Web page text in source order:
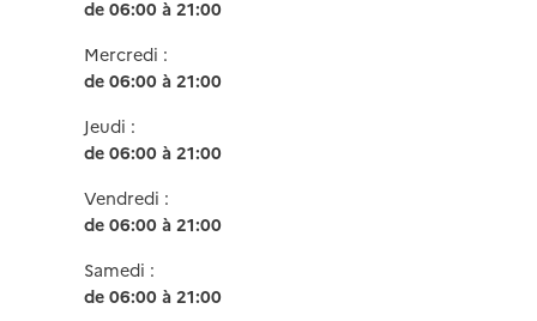
de 06:00 à 21:00
Mercredi :
de 06:00 à 21:00
Jeudi :
de 06:00 à 21:00
Vendredi :
de 06:00 à 21:00
Samedi :
de 06:00 à 21:00